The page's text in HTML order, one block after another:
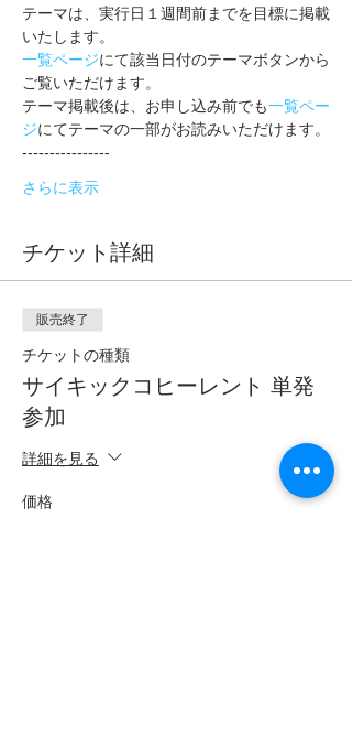
テーマは、実行日１週間前までを目標に掲載
いたします。
一覧ページにて該当日付のテーマボタンから
ご覧いただけます。
テーマ掲載後は、お申し込み前でも一覧ペー
ジにてテーマの一部がお読みいただけます。
----------------
さらに表示
チケット詳細
販売終了
チケットの種類
サイキックコヒーレント 単発
参加
詳細を見る
価格